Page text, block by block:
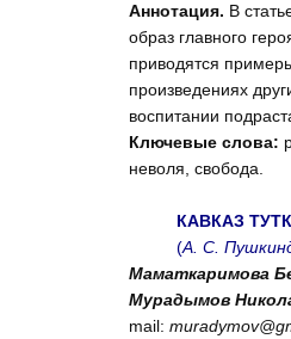
Аннотация. В
образ главного
приводятся
произведениях
воспитании
Ключевые слова:
неволя, свобода.
КАВКАЗ
(А. С.
Маматкаримова
Мурадымов
mail: